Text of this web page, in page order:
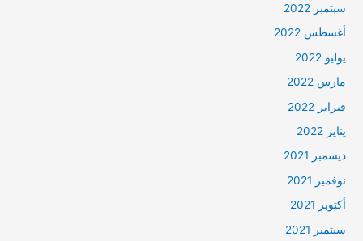
سبتمبر 2022
أغسطس 2022
يوليو 2022
مارس 2022
فبراير 2022
يناير 2022
ديسمبر 2021
نوفمبر 2021
أكتوبر 2021
سبتمبر 2021